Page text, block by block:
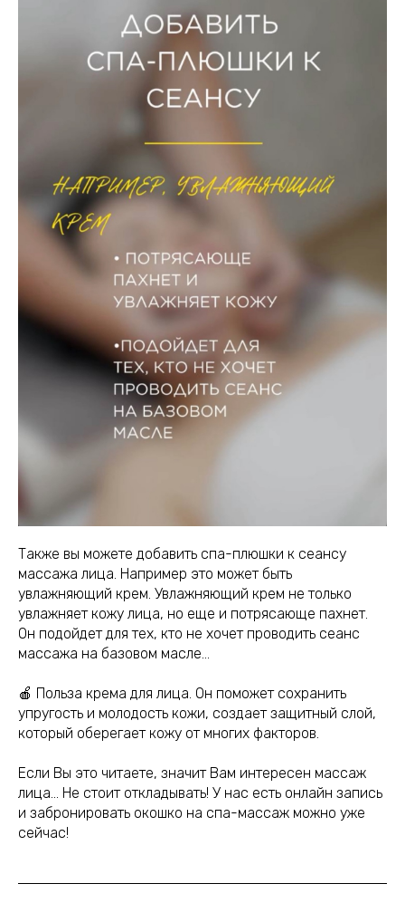
Также вы можете добавить спа-плюшки к сеансу
массажа лица. Например это может быть
увлажняющий крем. Увлажняющий крем не только
увлажняет кожу лица, но еще и потрясающе пахнет.
Он подойдет для тех, кто не хочет проводить сеанс
массажа на базовом масле…
🍎 Польза крема для лица. Он поможет сохранить
упругость и молодость кожи, создает защитный слой,
который оберегает кожу от многих факторов.
Если Вы это читаете, значит Вам интересен массаж
лица… Не стоит откладывать! У нас есть онлайн запись
и забронировать окошко на спа-массаж можно уже
сейчас!